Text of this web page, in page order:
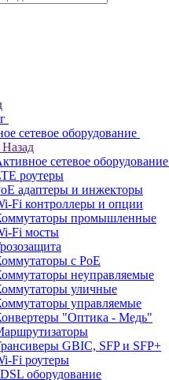
сетевое оборудование
Назад
сетевое оборудование
роутеры
адаптеры и инжекторы
Fi контроллеры и опции
промышленные
Fi мосты
c PoE
неуправляемые
уличные
управляемые
"Оптика - Медь"
GBIC, SFP и SFP+
Fi роутеры
оборудование